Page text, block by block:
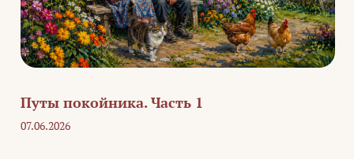
Путы покойника. Часть 1
07.06.2026